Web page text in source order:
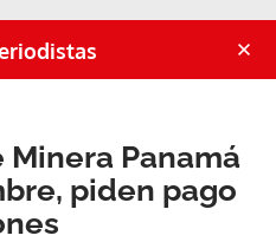
Panamá
piden pago